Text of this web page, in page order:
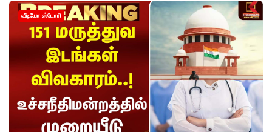
வீடியோ ஸ்டோரி